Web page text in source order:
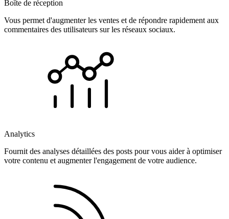
Boîte de réception
Vous permet d'augmenter les ventes et de répondre rapidement aux
commentaires des utilisateurs sur les réseaux sociaux.
Analytics
Fournit des analyses détaillées des posts pour vous aider à optimiser
votre contenu et augmenter l'engagement de votre audience.